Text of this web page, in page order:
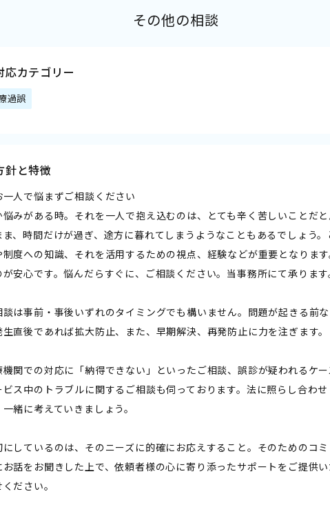
その他の相談
応カテゴリー
過誤
針と特徴
人で悩まずご相談ください
悩みがある時。それを一人で抱え込むのは、とても辛く苦しいことだ
ま、時間だけが過ぎ、途方に暮れてしまうようなこともあるでしょう
制度への知識、それを活用するための視点、経験などが重要となりま
が安心です。悩んだらすぐに、ご相談ください。当事務所にて承りま
談は事前・事後いずれのタイミングでも構いません。問題が起きる前
生直後であれば拡大防止、また、早期解決、再発防止に力を注ぎます。
機関での対応に「納得できない」といったご相談、誤診が疑われるケ
ビス中のトラブルに関するご相談も伺っております。法に照らし合わ
緒に考えていきましょう。
にしているのは、そのニーズに的確にお応えすること。そのためのコ
お話をお聞きした上で、依頼者様の心に寄り添ったサポートをご提供
ださい。